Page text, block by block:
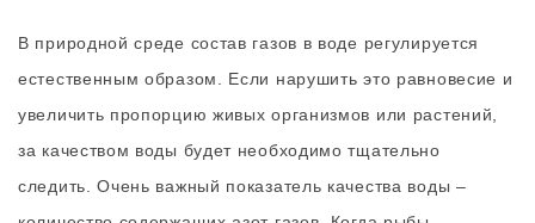
В природной среде состав газов в воде регулируется
естественным образом. Если нарушить это равновесие и
увеличить пропорцию живых организмов или растений,
за качеством воды будет необходимо тщательно
следить. Очень важный показатель качества воды –